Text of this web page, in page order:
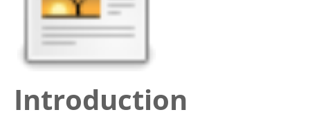
Introduction